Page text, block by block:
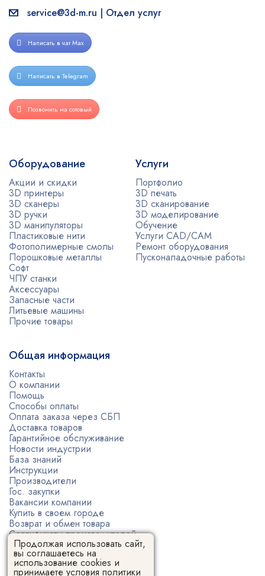
service@3d-m.ru | Отдел услуг
Написать в чат Max
Написать в Telegram
Позвонить на сотовый
Оборудование
Акции и скидки
3D принтеры
3D сканеры
3D ручки
3D манипуляторы
Пластиковые нити
Фотополимерные смолы
Порошковые металлы
Софт
ЧПУ станки
Аксессуары
Запасные части
Литьевые машины
Прочие товары
Услуги
Портфолио
3D печать
3D сканирование
3D моделирование
Обучение
Услуги CAD/CAM
Ремонт оборудования
Пусконаладочные работы
Общая информация
Контакты
О компании
Помощь
Способы оплаты
Оплата заказа через СБП
Доставка товаров
Гарантийное обслуживание
Новости индустрии
База знаний
Инструкции
Производители
Гос. закупки
Вакансии компании
Купить в своем городе
Возврат и обмен товара
Сертификаты производителей
Политика конфиденциальности
Пользовательское соглашение
Продолжая использовать сайт,
вы соглашаетесь на
использование cookies и
принимаете условияполитики